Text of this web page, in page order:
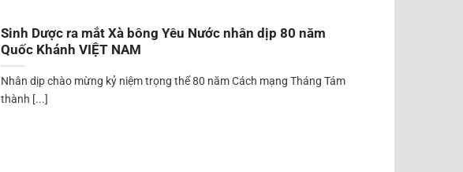
Sinh Dược ra mắt Xà bông Yêu Nước nhân dịp 80 năm
Quốc Khánh VIỆT NAM
Nhân dịp chào mừng kỷ niệm trọng thể 80 năm Cách mạng Tháng Tám
thành [...]